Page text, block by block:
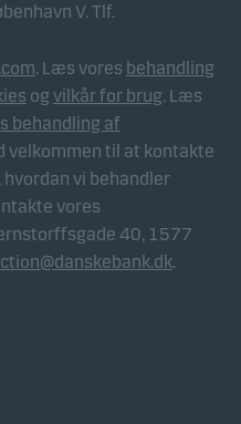
V. Tlf.
. Læs vores behandling
og vilkår for brug. Læs
behandling af
velkommen til at kontakte
hvordan vi behandler
vores
40, 1577
.